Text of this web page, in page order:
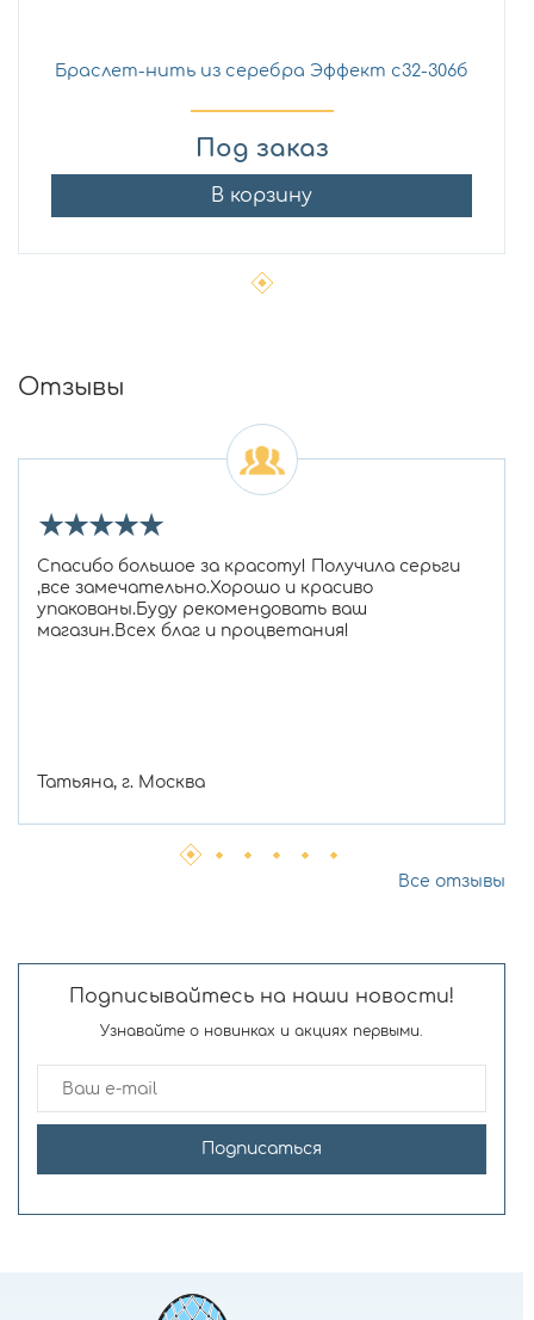
Браслет-нить из серебра Эффект с32-306б
Под заказ
В корзину
Отзывы
★★★★★
Спасибо большое за красоту! Получила серьги
,все замечательно.Хорошо и красиво
упакованы.Буду рекомендовать ваш
магазин.Всех благ и процветания!
Татьяна, г. Москва
Все отзывы
Подписывайтесь на наши новости!
Узнавайте о новинках и акциях первыми.
Подписаться